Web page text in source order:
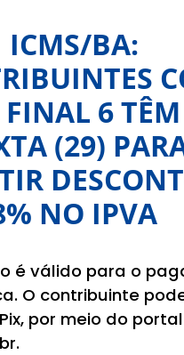
ICMS/BA:
6
(29)
NO IPVA
é válido para o
O contribuinte
por meio do portal